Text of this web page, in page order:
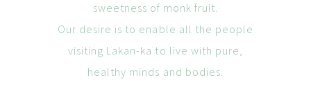
sweetness of monk fruit.
Our desire is to enable all the people
visiting Lakan-ka to live with pure,
healthy minds and bodies.